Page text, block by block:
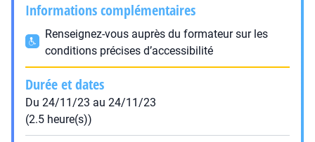
Informations complémentaires
Renseignez-vous auprès du formateur sur les
conditions précises d’accessibilité
Durée et dates
Du 24/11/23 au 24/11/23
(2.5 heure(s))